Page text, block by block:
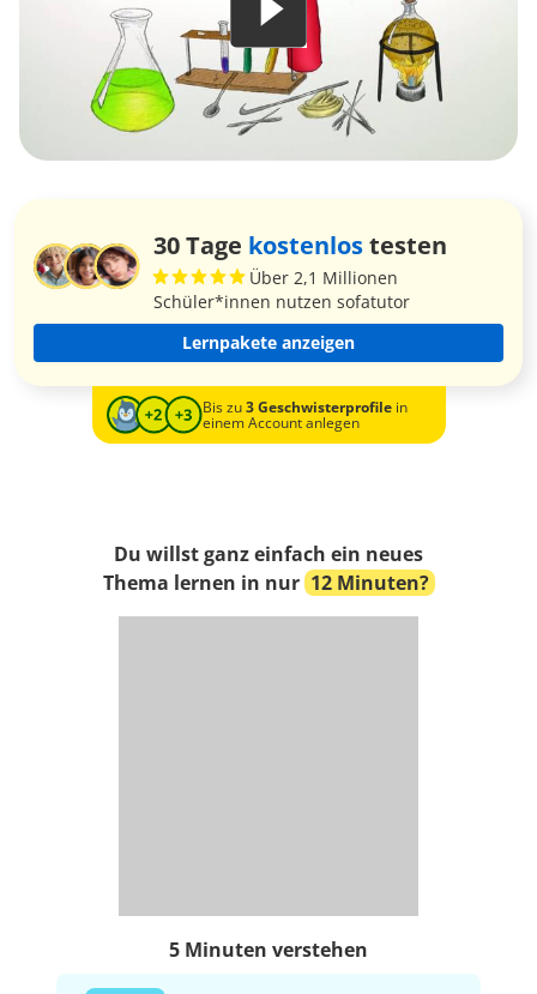
30 Tage kostenlostesten
Über 2,1 Millionen
Schüler*innen nutzen sofatutor
Lernpakete anzeigen
Bis zu3 Geschwisterprofilein
einem Account anlegen
Du willst ganz einfach ein neues
Thema lernen in nur 12 Minuten?
5 Minuten verstehen